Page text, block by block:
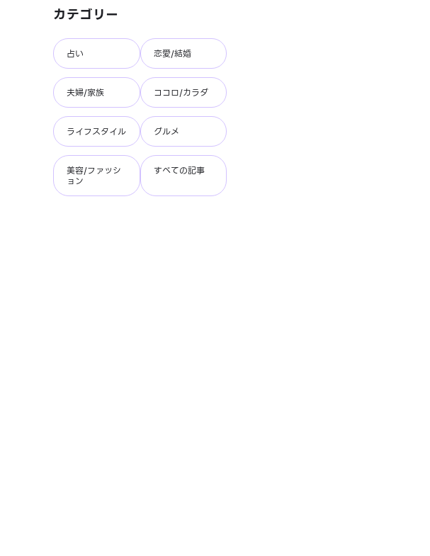
カテゴリー
占い 恋愛/結婚
夫婦/家族 ココロ/カラダ
ライフスタイル グルメ
美容/ファッシ
ョン
すべての記事